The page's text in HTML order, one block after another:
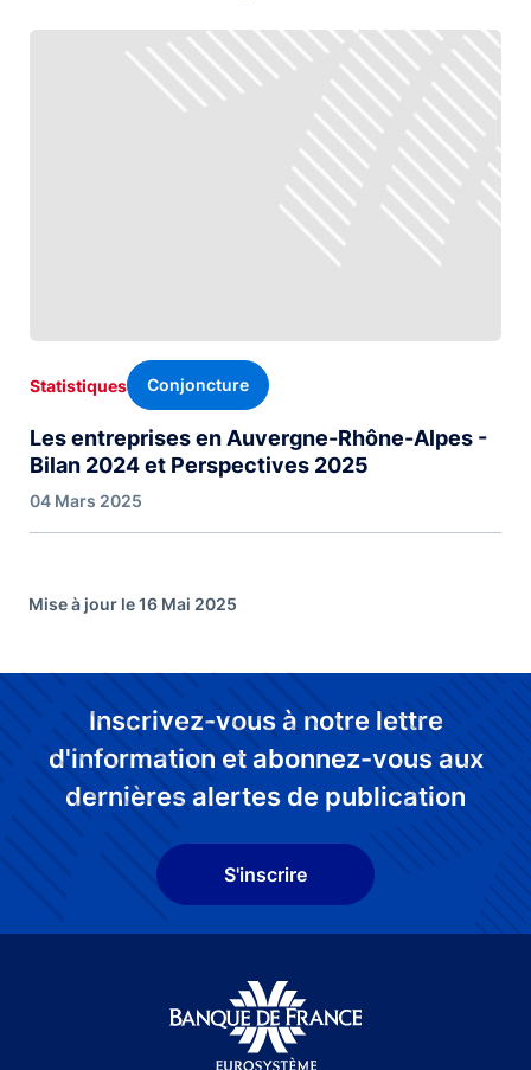
Les entreprises en Auvergne-Rhône-Alpes -
Bilan 2024 et Perspectives 2025
Statistiques Conjoncture
04 Mars 2025
Mise à jour le 16 Mai 2025
Inscrivez-vous à notre lettre
d'information et abonnez-vous aux
dernières alertes de publication
S'inscrire